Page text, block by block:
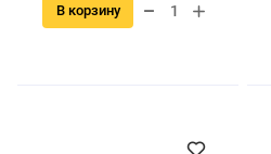
В корзину